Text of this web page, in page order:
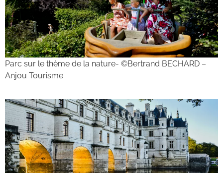
Parc sur le thème de la nature- ©Bertrand BECHARD –
Anjou Tourisme